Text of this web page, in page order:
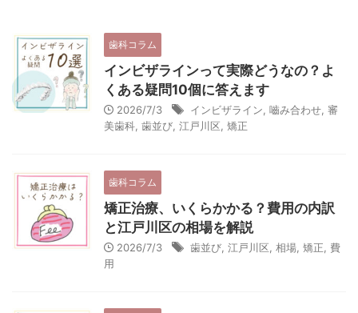
歯科コラム
インビザラインって実際どうなの？よ
くある疑問10個に答えます
2026/7/3 インビザライン 嚙み合わせ 審
美歯科 歯並び 江戸川区 矯正
歯科コラム
矯正治療、いくらかかる？費用の内訳
と江戸川区の相場を解説
2026/7/3 歯並び 江戸川区 相場 矯正
費
用